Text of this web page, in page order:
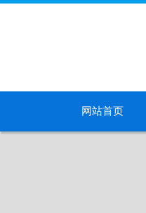
网站首页